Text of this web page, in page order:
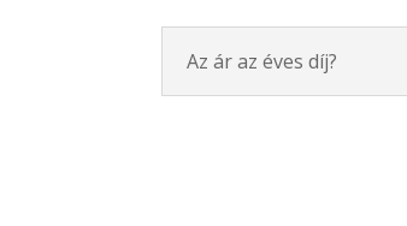
Az ár az éves díj?